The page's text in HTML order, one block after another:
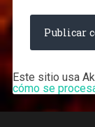
Este sitio usa
cómo se